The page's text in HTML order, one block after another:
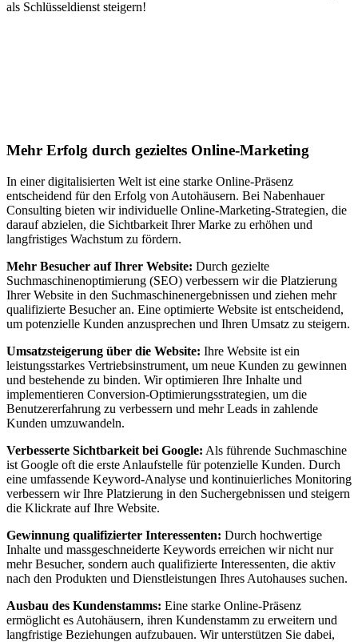
als Schlüsseldienst steigern!
Mehr Erfolg durch gezieltes Online-Marketing
In einer digitalisierten Welt ist eine starke Online-Präsenz
entscheidend für den Erfolg von Autohäusern. Bei Nabenhauer
Consulting bieten wir individuelle Online-Marketing-Strategien, die
darauf abzielen, die Sichtbarkeit Ihrer Marke zu erhöhen und
langfristiges Wachstum zu fördern.
Mehr Besucher auf Ihrer Website: Durch gezielte
Suchmaschinenoptimierung (SEO) verbessern wir die Platzierung
Ihrer Website in den Suchmaschinenergebnissen und ziehen mehr
qualifizierte Besucher an. Eine optimierte Website ist entscheidend,
um potenzielle Kunden anzusprechen und Ihren Umsatz zu steigern.
Umsatzsteigerung über die Website: Ihre Website ist ein
leistungsstarkes Vertriebsinstrument, um neue Kunden zu gewinnen
und bestehende zu binden. Wir optimieren Ihre Inhalte und
implementieren Conversion-Optimierungsstrategien, um die
Benutzererfahrung zu verbessern und mehr Leads in zahlende
Kunden umzuwandeln.
Verbesserte Sichtbarkeit bei Google: Als führende Suchmaschine
ist Google oft die erste Anlaufstelle für potenzielle Kunden. Durch
eine umfassende Keyword-Analyse und kontinuierliches Monitoring
verbessern wir Ihre Platzierung in den Suchergebnissen und steigern
die Klickrate auf Ihre Website.
Gewinnung qualifizierter Interessenten: Durch hochwertige
Inhalte und massgeschneiderte Keywords erreichen wir nicht nur
mehr Besucher, sondern auch qualifizierte Interessenten, die aktiv
nach den Produkten und Dienstleistungen Ihres Autohauses suchen.
Ausbau des Kundenstamms: Eine starke Online-Präsenz
ermöglicht es Autohäusern, ihren Kundenstamm zu erweitern und
langfristige Beziehungen aufzubauen. Wir unterstützen Sie dabei,